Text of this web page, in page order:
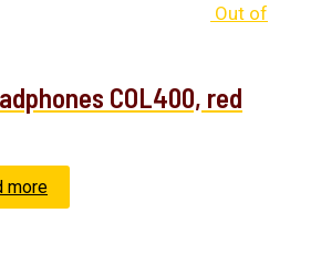
Out of
COL400, red
more